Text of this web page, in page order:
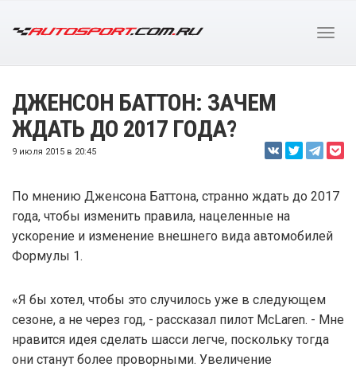
ДЖЕНСОН БАТТОН: ЗАЧЕМ
ЖДАТЬ ДО 2017 ГОДА?
9 июля 2015 в 20:45
По мнению Дженсона Баттона, странно ждать до 2017
года, чтобы изменить правила, нацеленные на
ускорение и изменение внешнего вида автомобилей
Формулы 1.
«Я бы хотел, чтобы это случилось уже в следующем
сезоне, а не через год, - рассказал пилот McLaren. - Мне
нравится идея сделать шасси легче, поскольку тогда
они станут более проворными. Увеличение